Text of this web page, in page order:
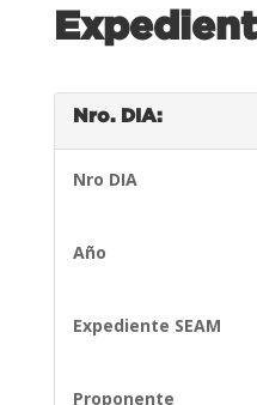
Nro. DIA:
Nro DIA
Año
Expediente SEAM
Proponente